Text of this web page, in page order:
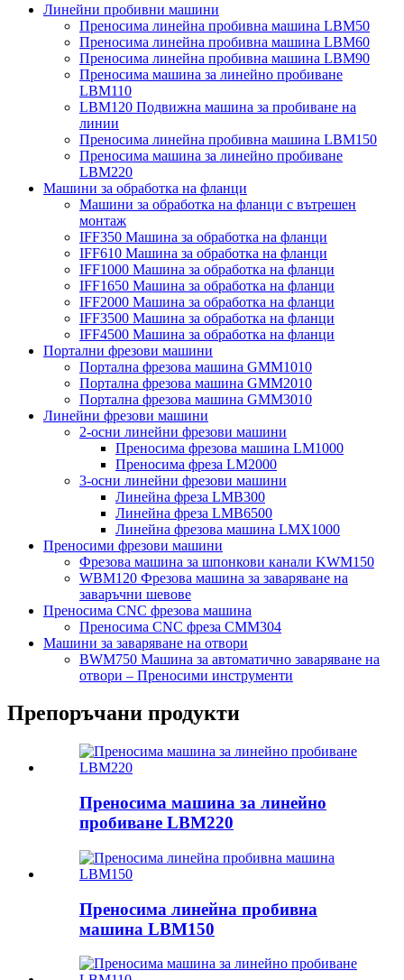
Линейни пробивни машини
Преносима линейна пробивна машина LBM50
Преносима линейна пробивна машина LBM60
Преносима линейна пробивна машина LBM90
Преносима машина за линейно пробиване
LBM110
LBM120 Подвижна машина за пробиване на
линии
Преносима линейна пробивна машина LBM150
Преносима машина за линейно пробиване
LBM220
Машини за обработка на фланци
Машини за обработка на фланци с вътрешен
монтаж
IFF350 Машина за обработка на фланци
IFF610 Машина за обработка на фланци
IFF1000 Машина за обработка на фланци
IFF1650 Машина за обработка на фланци
IFF2000 Машина за обработка на фланци
IFF3500 Машина за обработка на фланци
IFF4500 Машина за обработка на фланци
Портални фрезови машини
Портална фрезова машина GMM1010
Портална фрезова машина GMM2010
Портална фрезова машина GMM3010
Линейни фрезови машини
2-осни линейни фрезови машини
Преносима фрезова машина LM1000
Преносима фреза LM2000
3-осни линейни фрезови машини
Линейна фреза LMB300
Линейна фреза LMB6500
Линейна фрезова машина LMX1000
Преносими фрезови машини
Фрезова машина за шпонкови канали KWM150
WBM120 Фрезова машина за заваряване на
заваръчни шевове
Преносима CNC фрезова машина
Преносима CNC фреза CMM304
Машини за заваряване на отвори
BWM750 Машина за автоматично заваряване на
отвори – Преносими инструменти
Препоръчани продукти
Преносима машина за линейно
пробиване LBM220
Преносима линейна пробивна
машина LBM150